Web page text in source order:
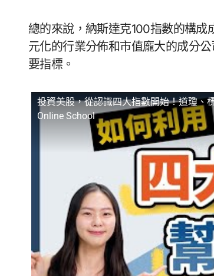
總的來說，納斯達克100指數的構
元化的行業分佈和市值龐大的成分
要指標。
投資美股，從認識四大指數開始！道瓊、
Online School